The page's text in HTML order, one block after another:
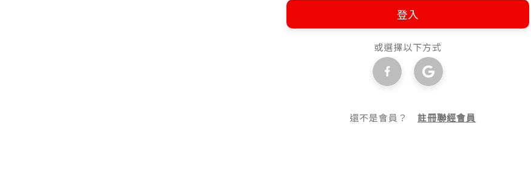
登入
或選擇以下方式
還不是會員？註冊聯經會員